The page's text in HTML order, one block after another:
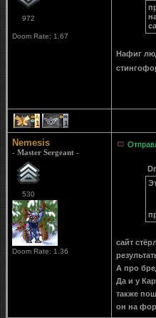
972
Doom Rate: 1.67
Нафиг
1 1
Nemesis
- Master Sergeant -
530
Doom Rate: 1.36
сайт
А про
Да и у
также
он на